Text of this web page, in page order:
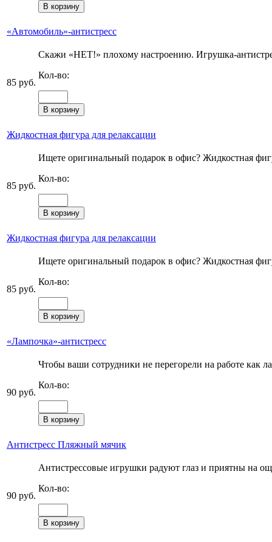
«Автомобиль»-антистресс
85 руб.
Скажи «НЕТ!» плохому настроению. Игрушка-
Кол-во:
Жидкостная фигура для релаксации
85 руб.
Ищете оригинальный подарок в офис? Жидкостная
Кол-во:
Жидкостная фигура для релаксации
85 руб.
Ищете оригинальный подарок в офис? Жидкостная
Кол-во:
«Лампочка»-антистресс
90 руб.
Чтобы ваши сотрудники не перегорели на работе как
Кол-во:
Антистресс Пляжный мячик
90 руб.
Антистрессовые игрушки радуют глаз и приятны на
Кол-во: